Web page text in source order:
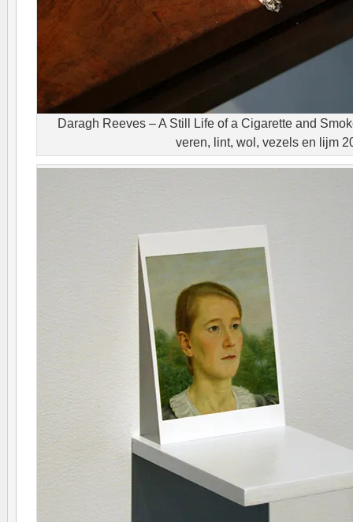
Daragh Reeves – A Still Life of a Cigarette and
veren, lint, wol, vezels en lijm